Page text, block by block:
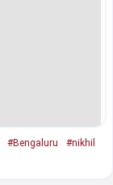
#Bengaluru
#nikhil